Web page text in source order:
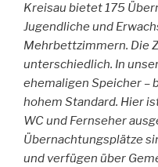
Kreisau bietet 175
Jugendliche und
Mehrbettzimmern. Die
unterschiedlich. In
ehemaligen Speicher –
hohem Standard. Hier
WC und Fernseher
Übernachtungsplätze
und verfügen über